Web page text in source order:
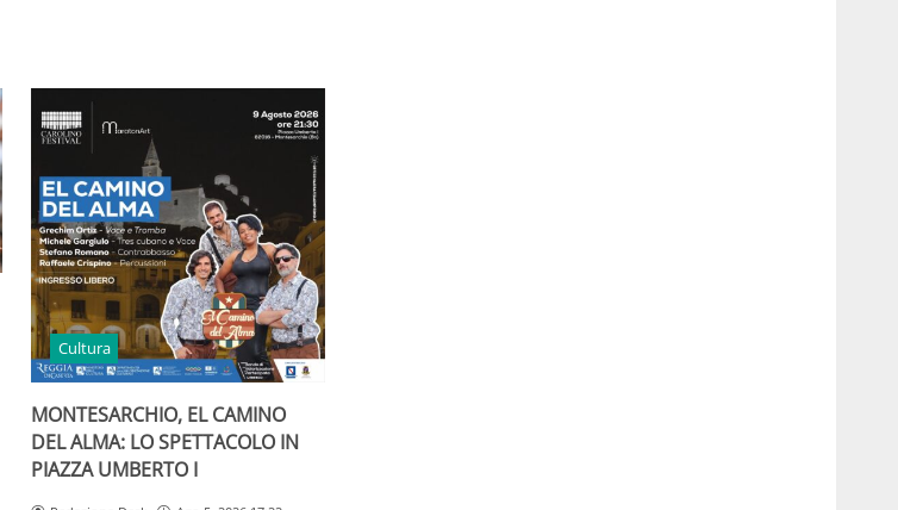
Cultura
MONTESARCHIO, EL CAMINO
DEL ALMA: LO SPETTACOLO IN
PIAZZA UMBERTO I